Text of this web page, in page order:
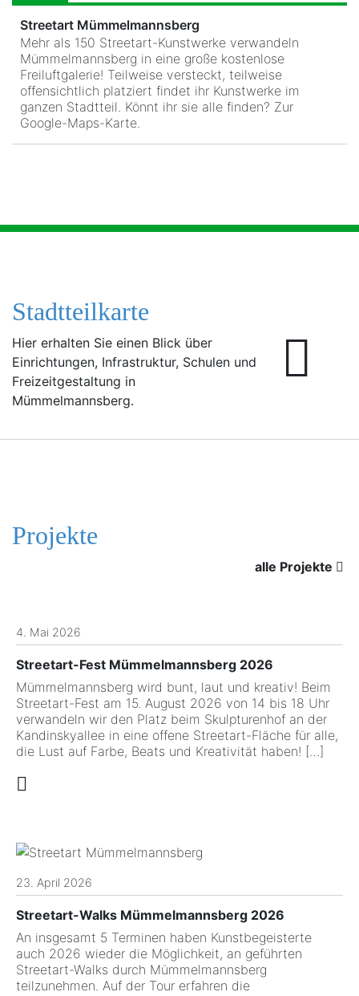
Streetart Mümmelmannsberg
Mehr als 150 Streetart-Kunstwerke verwandeln
Mümmelmannsberg in eine große kostenlose
Freiluftgalerie! Teilweise versteckt, teilweise
offensichtlich platziert findet ihr Kunstwerke im
ganzen Stadtteil. Könnt ihr sie alle finden? Zur
Google-Maps-Karte.
Stadtteilkarte
Hier erhalten Sie einen Blick über
Einrichtungen, Infrastruktur, Schulen und
Freizeitgestaltung in
Mümmelmannsberg.
Projekte
alle Projekte
4. Mai 2026
Streetart-Fest Mümmelmannsberg 2026
Mümmelmannsberg wird bunt, laut und kreativ! Beim
Streetart-Fest am 15. August 2026 von 14 bis 18 Uhr
verwandeln wir den Platz beim Skulpturenhof an der
Kandinskyallee in eine offene Streetart-Fläche für alle,
die Lust auf Farbe, Beats und Kreativität haben! […]
23. April 2026
Streetart-Walks Mümmelmannsberg 2026
An insgesamt 5 Terminen haben Kunstbegeisterte
auch 2026 wieder die Möglichkeit, an geführten
Streetart-Walks durch Mümmelmannsberg
teilzunehmen. Auf der Tour erfahren die